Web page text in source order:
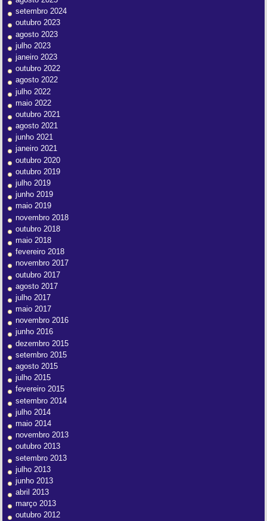
setembro 2024
outubro 2023
agosto 2023
julho 2023
janeiro 2023
outubro 2022
agosto 2022
julho 2022
maio 2022
outubro 2021
agosto 2021
junho 2021
janeiro 2021
outubro 2020
outubro 2019
julho 2019
junho 2019
maio 2019
novembro 2018
outubro 2018
maio 2018
fevereiro 2018
novembro 2017
outubro 2017
agosto 2017
julho 2017
maio 2017
novembro 2016
junho 2016
dezembro 2015
setembro 2015
agosto 2015
julho 2015
fevereiro 2015
setembro 2014
julho 2014
maio 2014
novembro 2013
outubro 2013
setembro 2013
julho 2013
junho 2013
abril 2013
março 2013
outubro 2012